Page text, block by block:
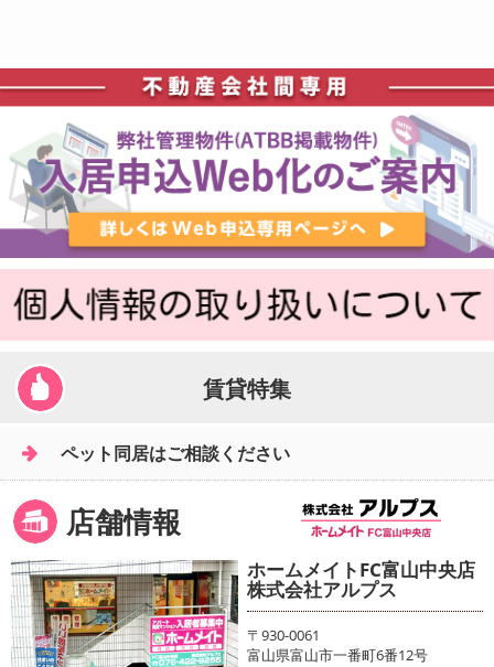
賃貸特集
ペット同居はご相談ください
店舗情報
ホームメイトFC富山中央店
株式会社アルプス
〒930-0061
富山県富山市一番町6番12号